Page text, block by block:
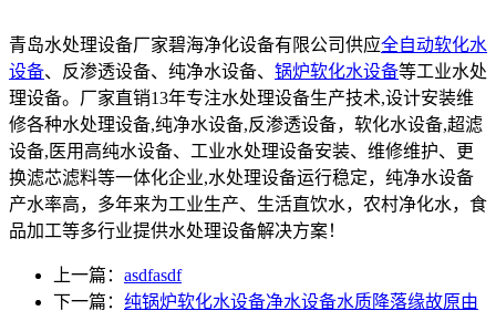
青岛水处理设备厂家碧海净化设备有限公司供应全自动软化水
设备、反渗透设备、纯净水设备、 锅炉软化水设备等工业水处
理设备。厂家直销13年专注水处理设备生产技术,设计安装维
修各种水处理设备,纯净水设备,反渗透设备，软化水设备,超滤
设备,医用高纯水设备、工业水处理设备安装、维修维护、更
换滤芯滤料等一体化企业,水处理设备运行稳定，纯净水设备
产水率高，多年来为工业生产、生活直饮水，农村净化水，食
品加工等多行业提供水处理设备解决方案！
上一篇： asdfasdf
下一篇： 纯锅炉软化水设备净水设备水质降落缘故原由